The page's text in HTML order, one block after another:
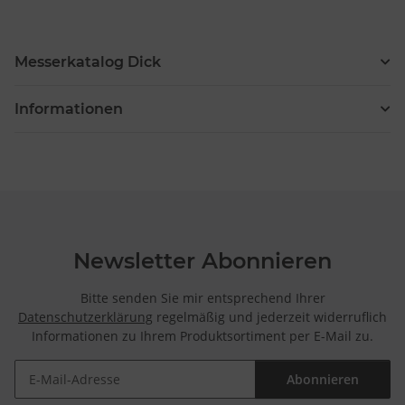
Messerkatalog Dick
Informationen
Newsletter Abonnieren
Bitte senden Sie mir entsprechend Ihrer
Datenschutzerklärung regelmäßig und jederzeit widerruflich
Informationen zu Ihrem Produktsortiment per E-Mail zu.
Abonnieren